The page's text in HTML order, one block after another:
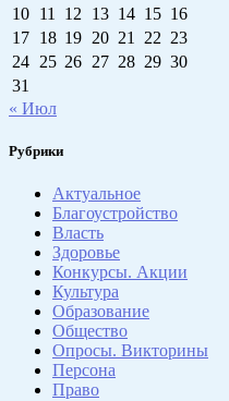
10 11 12 13 14 15 16
17 18 19 20 21 22 23
24 25 26 27 28 29 30
31
« Июл
Рубрики
Актуальное
Благоустройство
Власть
Здоровье
Конкурсы. Акции
Культура
Образование
Общество
Опросы. Викторины
Персона
Право